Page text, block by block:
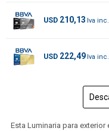
USD 210,13
USD 222,49
Esta Luminaria para